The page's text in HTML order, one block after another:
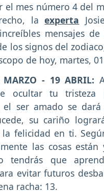
el mes número 4 del
laexperta
mensajes
los signos del
de hoy, martes,
MARZO - 19 ABRIL:
ocultar tu tristeza
el ser amado se
su cariño
felicidad en ti.
las cosas
tendrás que
evitar futuros
racha: 13.